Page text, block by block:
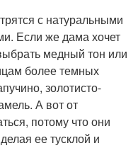
с натуральными
Если же дама хочет
медный тон или
более темных
золотисто-
А вот от
потому что они
ее тусклой и